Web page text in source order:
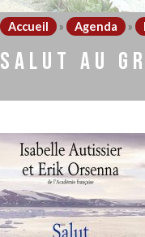
Accueil » Agenda »
SALUT AU